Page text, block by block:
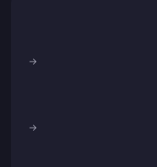
→
→